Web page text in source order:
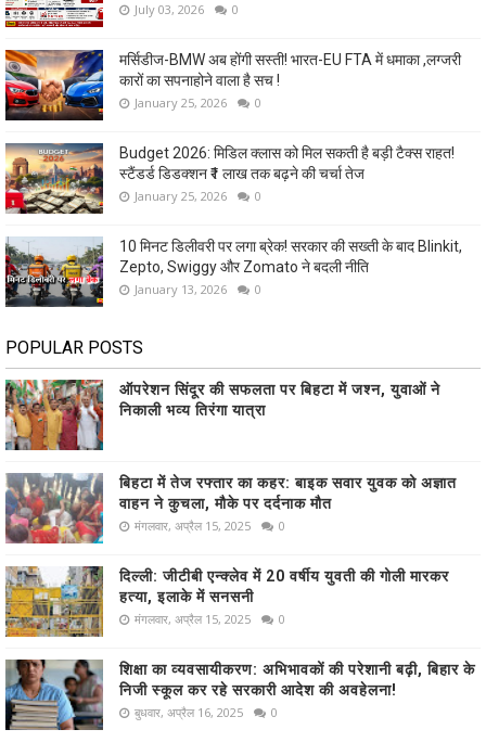
July 03, 2026 0
मर्सिडीज-BMW अब होंगी सस्ती! भारत-EU FTA में धमाका ,लग्जरी
कारों का सपनाहोने वाला है सच !
January 25, 2026 0
Budget 2026: मिडिल क्लास को मिल सकती है बड़ी टैक्स राहत!
स्टैंडर्ड डिडक्शन ₹1 लाख तक बढ़ने की चर्चा तेज
January 25, 2026 0
10 मिनट डिलीवरी पर लगा ब्रेक! सरकार की सख्ती के बाद Blinkit,
Zepto, Swiggy और Zomato ने बदली नीति
January 13, 2026 0
POPULAR POSTS
ऑपरेशन सिंदूर की सफलता पर बिहटा में जश्न, युवाओं ने
निकाली भव्य तिरंगा यात्रा
बिहटा में तेज रफ्तार का कहर: बाइक सवार युवक को अज्ञात
वाहन ने कुचला, मौके पर दर्दनाक मौत
मंगलवार, अप्रैल 15, 2025 0
दिल्ली: जीटीबी एन्क्लेव में 20 वर्षीय युवती की गोली मारकर
हत्या, इलाके में सनसनी
मंगलवार, अप्रैल 15, 2025 0
शिक्षा का व्यवसायीकरण: अभिभावकों की परेशानी बढ़ी, बिहार के
निजी स्कूल कर रहे सरकारी आदेश की अवहेलना!
बुधवार, अप्रैल 16, 2025 0